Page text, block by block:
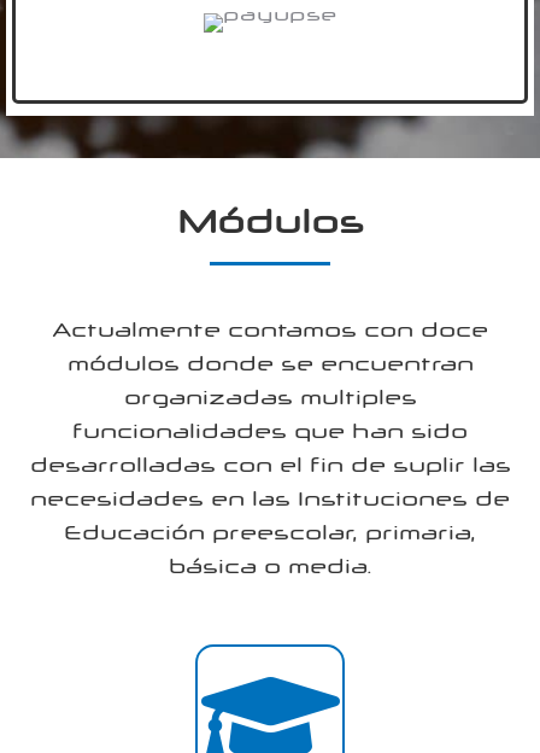
Módulos
Actualmente contamos con doce
módulos donde se encuentran
organizadas multiples
funcionalidades que han sido
desarrolladas con el fin de suplir las
necesidades en las Instituciones de
Educación preescolar, primaria,
básica o media.